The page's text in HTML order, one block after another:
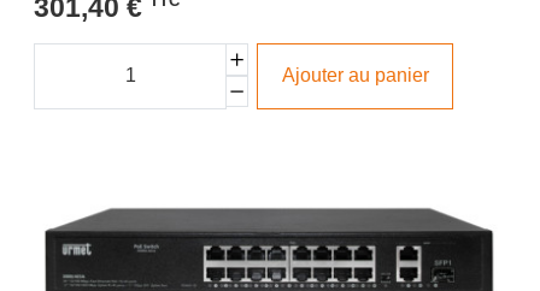
301,40 €
Ajouter au panier